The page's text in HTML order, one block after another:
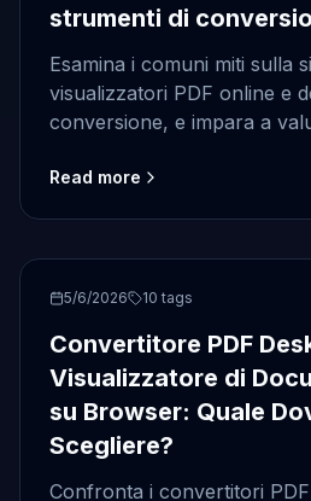
strumenti di
Esamina i comuni miti sulla
visualizzatori PDF online e
conversione, e impara a
gestire file sensibili.
Read more
PDF
5/6/2026 10 tags
Convertitore PDF
Visualizzatore di
su Browser: Quale
Scegliere?
Confronta i convertitori